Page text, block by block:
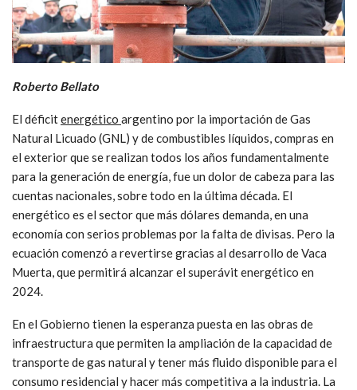
Roberto Bellato
El déficitenergético argentino por la importación de Gas
Natural Licuado (GNL) y de combustibles líquidos, compras en
el exterior que se realizan todos los años fundamentalmente
para la generación de energía, fue un dolor de cabeza para las
cuentas nacionales, sobre todo en la última década. El
energético es el sector que más dólares demanda, en una
economía con serios problemas por la falta de divisas. Pero la
ecuación comenzó a revertirse gracias al desarrollo de Vaca
Muerta, que permitirá alcanzar el superávit energético en
2024.
En el Gobierno tienen la esperanza puesta en las obras de
infraestructura que permiten la ampliación de la capacidad de
transporte de gas natural y tener más fluido disponible para el
consumo residencial y hacer más competitiva a la industria. La